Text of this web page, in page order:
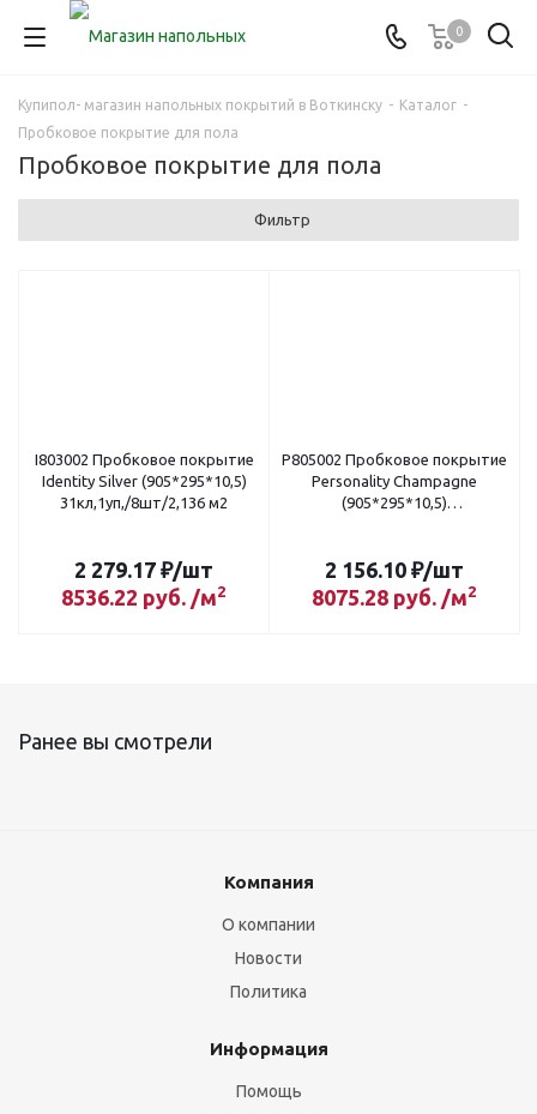
0
Купипол- магазин напольных покрытий в Воткинску - Каталог -
Пробковое покрытие для пола
Пробковое покрытие для пола
Фильтр
I803002 Пробковое покрытие
Identity Silver (905*295*10,5)
31кл,1уп,/8шт/2,136 м2
2 279.17 ₽/шт
8536.22 руб. /м2
P805002 Пробковое покрытие
Personality Champagne
(905*295*10,5)
2 156.10 ₽/шт
8075.28 руб. /м2
Ранее вы смотрели
Компания
О компании
Новости
Политика
Информация
Помощь